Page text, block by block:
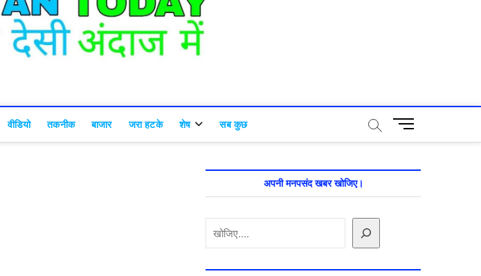
वीडियो तकनीक बाजार जरा हटके शेष सब कुछ
M
u
u
अपनी मनपसंद खबर खोजिए।
खोजें